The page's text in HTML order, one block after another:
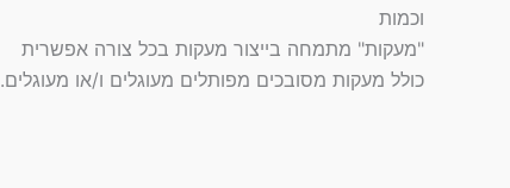
וכמות
"מעקות" מתמחה בייצור מעקות בכל צורה אפשרית
כולל מעקות מסובכים מפותלים מעוגלים ו/או מעוגלים.